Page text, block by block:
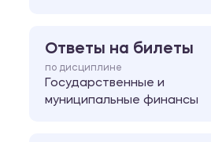
Ответы на билеты
по дисциплине
Государственные и
муниципальные финансы